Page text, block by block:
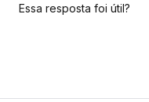
Essa resposta foi útil?